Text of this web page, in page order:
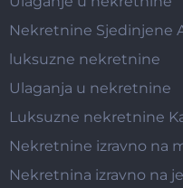
Nekretnine Sjedinjene
luksuzne nekretnine
Ulaganja u nekretnine
Luksuzne nekretnine
Nekretnine izravno na
Nekretnina izravno na